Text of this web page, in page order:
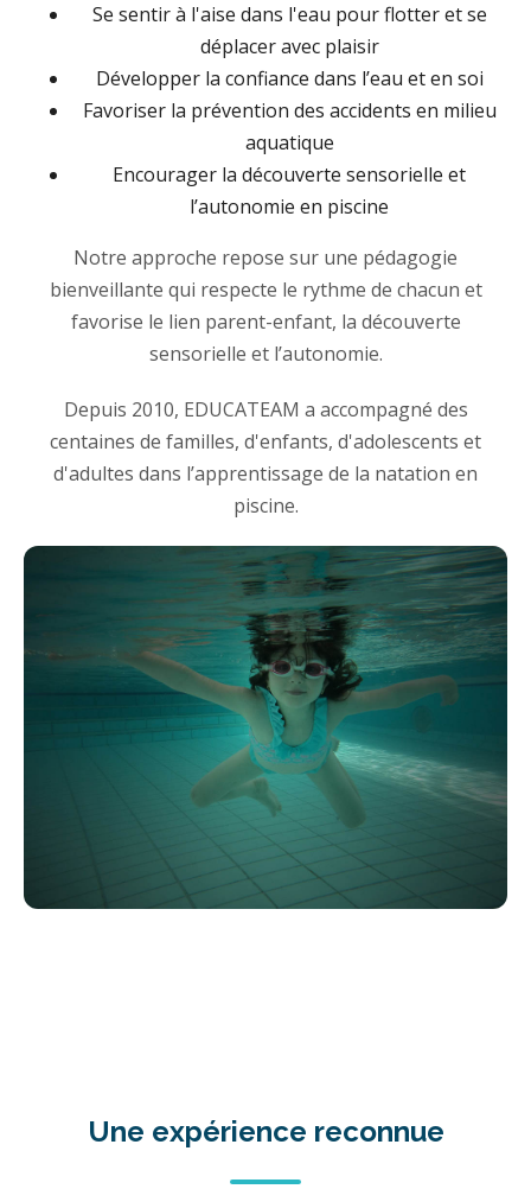
Se sentir à l'aise dans l'eau pour flotter et se
déplacer avec plaisir
Développer la confiance dans l’eau et en soi
Favoriser la prévention des accidents en milieu
aquatique
Encourager la découverte sensorielle et
l’autonomie en piscine
Notre approche repose sur une pédagogie
bienveillante qui respecte le rythme de chacun et
favorise le lien parent-enfant, la découverte
sensorielle et l’autonomie.
Depuis 2010, EDUCATEAM a accompagné des
centaines de familles, d'enfants, d'adolescents et
d'adultes dans l’apprentissage de la natation en
piscine.
Une expérience reconnue